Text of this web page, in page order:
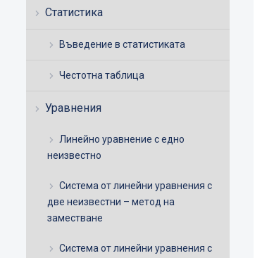
Статистика
Въведение в статистиката
Честотна таблица
Уравнения
Линейно уравнение с едно
неизвестно
Система от линейни уравнения с
две неизвестни – метод на
заместване
Система от линейни уравнения с